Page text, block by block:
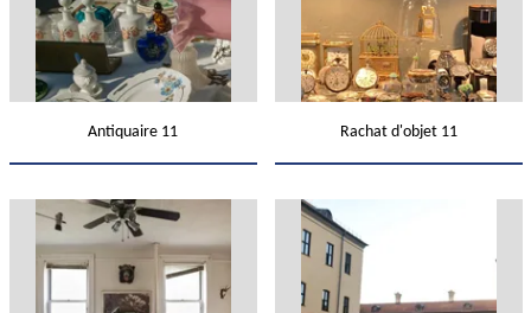
Antiquaire 11 Rachat d'objet 11